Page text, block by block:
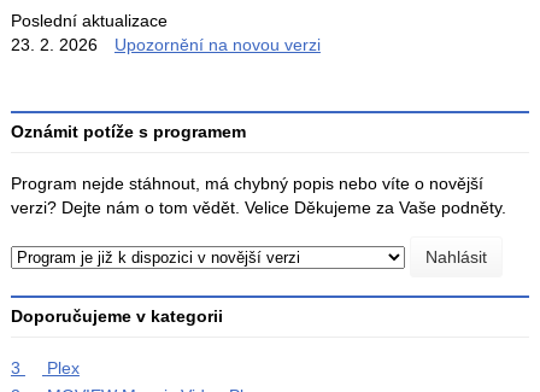
Poslední aktualizace
23. 2. 2026
Upozornění na novou verzi
Oznámit potíže s programem
Program nejde stáhnout, má chybný popis nebo víte o novější
verzi? Dejte nám o tom vědět. Velice Děkujeme za Vaše podněty.
Doporučujeme v kategorii
3
Plex